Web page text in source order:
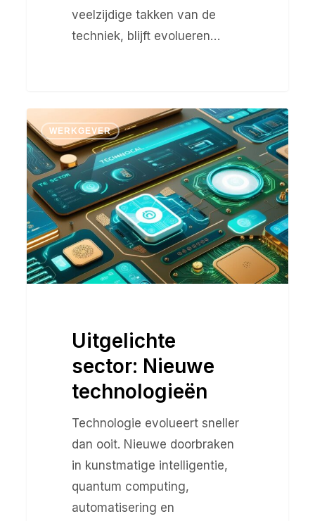
veelzijdige takken van de
techniek, blijft evolueren…
Uitgelichte
sector:
Nieuwe
technologieën
WERKGEVER
Uitgelichte
sector: Nieuwe
technologieën
Technologie evolueert sneller
dan ooit. Nieuwe doorbraken
in kunstmatige intelligentie,
quantum computing,
automatisering en